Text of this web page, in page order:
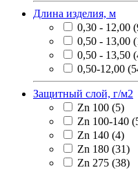
Длина изделия, м
0,30 - 12,00
0,50 - 13,00
0,50 - 13,50
0,50-12,00
Защитный слой, г/м2
Zn 100 (5)
Zn 100-140
Zn 140 (4)
Zn 180 (31)
Zn 275 (38)